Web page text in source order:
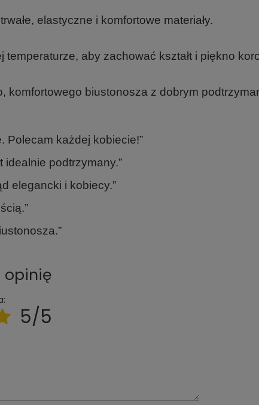
elastyczne i komfortowe materiały.
aby zachować kształt i piękno
komfortowego biustonosza z dobrym
każdej kobiecie!”
podtrzymany.”
elegancki i kobiecy.”
opinię
5/5